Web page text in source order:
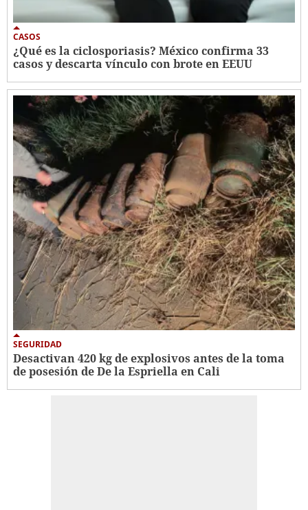
CASOS
¿Qué es la ciclosporiasis? México confirma 33
casos y descarta vínculo con brote en EEUU
SEGURIDAD
Desactivan 420 kg de explosivos antes de la toma
de posesión de De la Espriella en Cali